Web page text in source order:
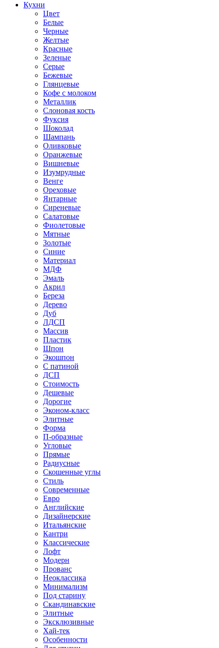
Кухни
Цвет
Белые
Черные
Желтые
Красные
Зеленые
Серые
Бежевые
Глянцевые
Кофе с молоком
Металлик
Слоновая кость
Фуксия
Шоколад
Шампань
Оливковые
Оранжевые
Вишневые
Изумрудные
Венге
Ореховые
Янтарные
Сиреневые
Салатовые
Фиолетовые
Мятные
Золотые
Синие
Материал
МДФ
Эмаль
Акрил
Береза
Дерево
Дуб
ЛДСП
Массив
Пластик
Шпон
Экошпон
С патиной
ДСП
Стоимость
Дешевые
Дорогие
Эконом-класс
Элитные
Форма
П-образные
Угловые
Прямые
Радиусные
Скошенные углы
Стиль
Современные
Евро
Английские
Дизайнерские
Итальянские
Кантри
Классические
Лофт
Модерн
Прованс
Неоклассика
Минимализм
Под старину
Скандинавские
Элитные
Эксклюзивные
Хай-тек
Особенности